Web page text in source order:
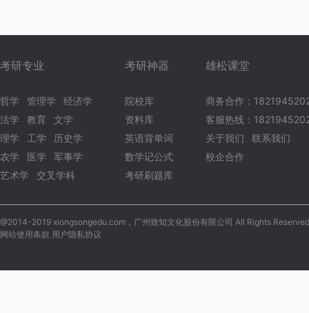
考研专业
哲学 管理学
经济学
法学
教育
文学
理学
工学
历史学
农学
医学
军事学
艺术学
交叉学科
考研神器
院校库
资料库
英语背单词
数学记公式
考研刷题库
雄松课堂
商务合作：
客服热线：
关于我们
联系我们
校企合作
@2014-2019 xiongsongedu.com，广州致知文化股份有限公司 All Rights
网站使用条款 用户隐私协议